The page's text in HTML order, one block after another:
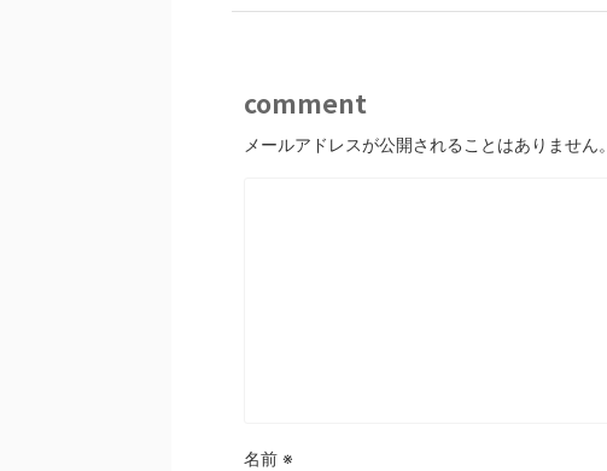
comment
メールアドレスが公開されることはありません。
名前 ※